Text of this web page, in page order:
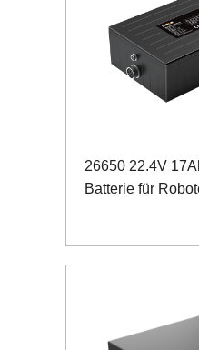
26650 22.4V
Batterie für